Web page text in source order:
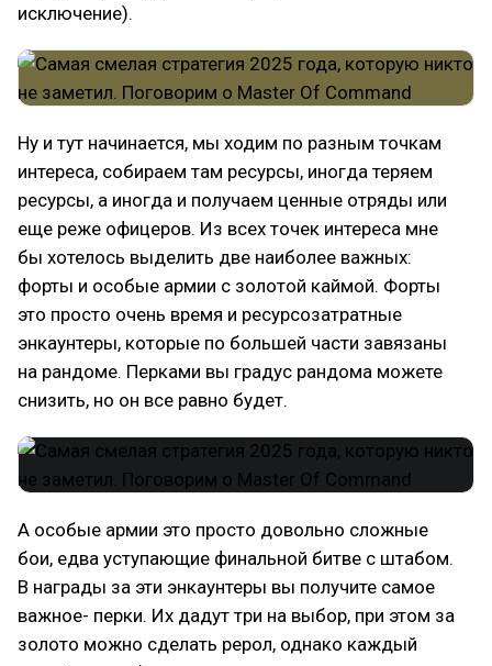
исключение).
Ну и тут начинается, мы ходим по разным точкам
интереса, собираем там ресурсы, иногда теряем
ресурсы, а иногда и получаем ценные отряды или
еще реже офицеров. Из всех точек интереса мне
бы хотелось выделить две наиболее важных:
форты и особые армии с золотой каймой. Форты
это просто очень время и ресурсозатратные
энкаунтеры, которые по большей части завязаны
на рандоме. Перками вы градус рандома можете
снизить, но он все равно будет.
А особые армии это просто довольно сложные
бои, едва уступающие финальной битве с штабом.
В награды за эти энкаунтеры вы получите самое
важное- перки. Их дадут три на выбор, при этом за
золото можно сделать рерол, однако каждый